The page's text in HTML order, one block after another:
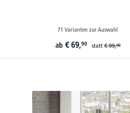
71 Varianten zur Auswahl
ab € 69,90 statt€ 99,90